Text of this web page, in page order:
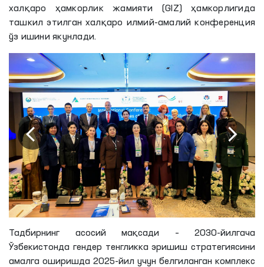
халқаро ҳамкорлик жамияти (GIZ) ҳамкорлигида
ташкил этилган халқаро илмий-амалий конференция
ўз ишини якунлади.
Тадбирнинг асосий мақсади – 2030-йилгача
Ўзбекистонда гендер тенгликка эришиш стратегиясини
амалга оширишда 2025-йил учун белгиланган комплекс